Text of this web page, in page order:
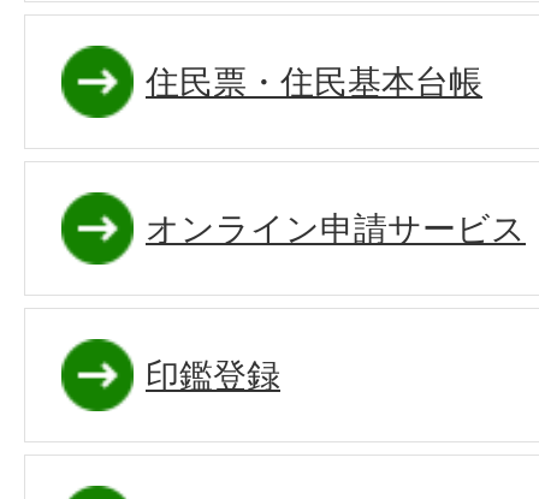
住民票・住民基本台帳
オンライン申請サービス
印鑑登録